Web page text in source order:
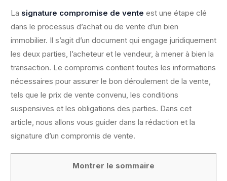
La signature compromise de vente est une étape clé
dans le processus d’achat ou de vente d’un bien
immobilier. Il s’agit d’un document qui engage juridiquement
les deux parties, l’acheteur et le vendeur, à mener à bien la
transaction. Le compromis contient toutes les informations
nécessaires pour assurer le bon déroulement de la vente,
tels que le prix de vente convenu, les conditions
suspensives et les obligations des parties. Dans cet
article, nous allons vous guider dans la rédaction et la
signature d’un compromis de vente.
Montrer le sommaire